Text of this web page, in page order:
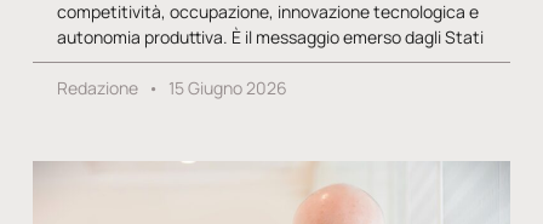
competitività, occupazione, innovazione tecnologica e
autonomia produttiva. È il messaggio emerso dagli Stati
Redazione 15 Giugno 2026